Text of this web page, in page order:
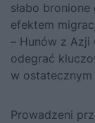
słabo
efektem
– Hunów z Azji
odegrać
w
Prowadzeni